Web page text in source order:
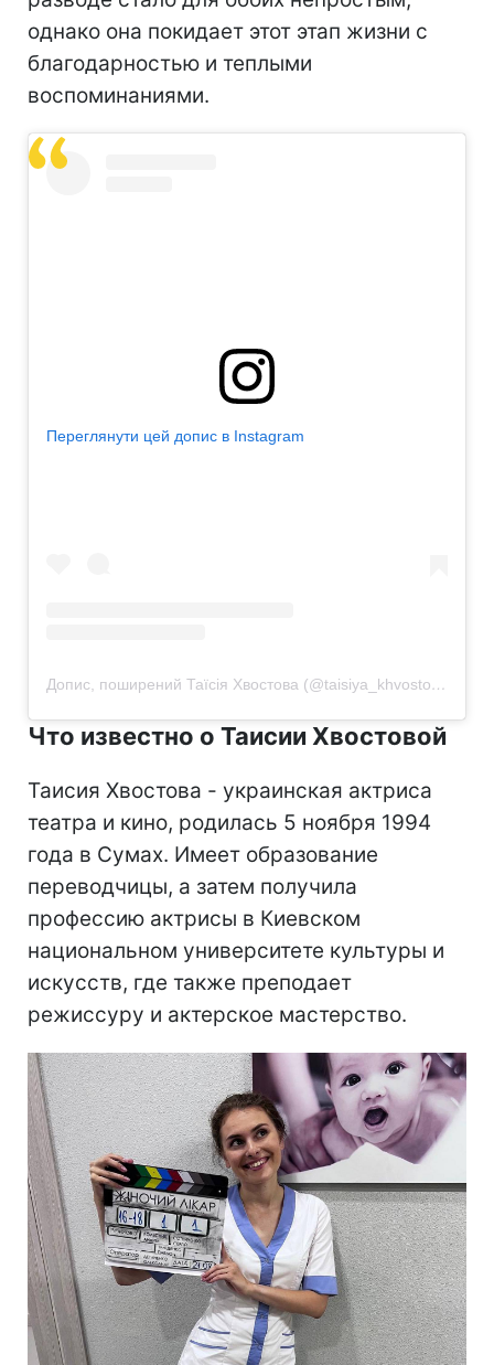
однако она покидает этот этап жизни с
благодарностью и теплыми
воспоминаниями.
Переглянути цей допис в Instagram
Допис, поширений Таїсія Хвостова (@taisiya_khvostova)
Что известно о Таисии Хвостовой
Таисия Хвостова - украинская актриса
театра и кино, родилась 5 ноября 1994
года в Сумах. Имеет образование
переводчицы, а затем получила
профессию актрисы в Киевском
национальном университете культуры и
искусств, где также преподает
режиссуру и актерское мастерство.